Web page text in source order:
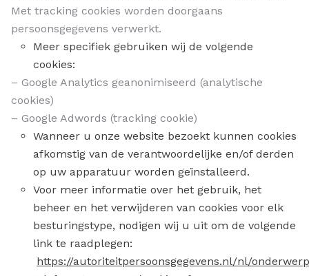
Met tracking cookies worden doorgaans
persoonsgegevens verwerkt.
Meer specifiek gebruiken wij de volgende
cookies:
– Google Analytics geanonimiseerd (analytische
cookies)
– Google Adwords (tracking cookie)
Wanneer u onze website bezoekt kunnen cookies
afkomstig van de verantwoordelijke en/of derden
op uw apparatuur worden geïnstalleerd.
Voor meer informatie over het gebruik, het
beheer en het verwijderen van cookies voor elk
besturingstype, nodigen wij u uit om de volgende
link te raadplegen:
https://autoriteitpersoonsgegevens.nl/nl/